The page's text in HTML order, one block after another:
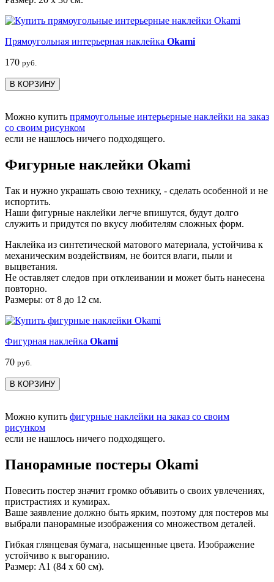
Прямоугольная интерьерная наклейка Okami
170 руб.
В КОРЗИНУ
Можно купить прямоугольные интерьерные наклейки на заказ
со своим рисунком
если не нашлось ничего подходящего.
Фигурные наклейки Okami
Так и нужно украшать свою технику, - сделать особенной и не
испортить.
Наши фигурные наклейки легче впишутся, будут долго
служить и придутся по вкусу любителям сложных форм.
Наклейка из синтетической матового материала, устойчива к
механическим воздействиям, не боится влаги, пыли и
выцветания.
Не оставляет следов при отклеивании и может быть нанесена
повторно.
Размеры: от 8 до 12 см.
Фигурная наклейка Okami
70 руб.
В КОРЗИНУ
Можно купить фигурные наклейки на заказ со своим
рисунком
если не нашлось ничего подходящего.
Панорамные постеры Okami
Повесить постер значит громко объявить о своих увлечениях,
пристрастиях и кумирах.
Ваше заявление должно быть ярким, поэтому для постеров мы
выбрали панорамные изображения со множеством деталей.
Гибкая глянцевая бумага, насыщенные цвета. Изображение
устойчиво к выгоранию.
Размер: А1 (84 х 60 см).